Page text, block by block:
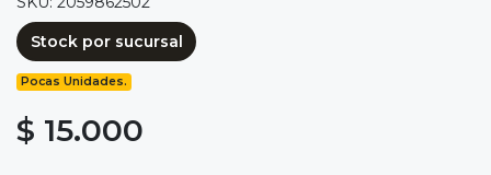
Stock por sucursal
Pocas Unidades.
$ 15.000